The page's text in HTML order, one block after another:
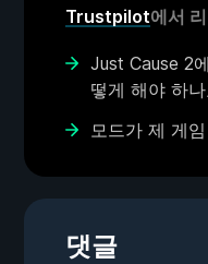
Trustpilot에서
Just Cause 2
떻게 해야 하
모드가 제 게
댓글